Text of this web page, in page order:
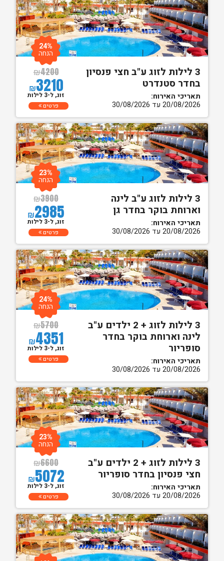
3 לילות לזוג ע"ב חצי פנסיון
בחדר סטנדרט
תאריכי האירוח:
20/08/2026 עד 30/08/2026
₪4200
₪3210
24%
הנחה
זוג, ל-3 לילות
פרטים
3 לילות לזוג ע"ב לינה
וארוחת בוקר בחדר גן
תאריכי האירוח:
20/08/2026 עד 30/08/2026
₪3900
₪2985
23%
הנחה
זוג, ל-3 לילות
פרטים
3 לילות לזוג + 2 ילדים ע"ב
לינה וארוחת בוקר בחדר
סופריור
תאריכי האירוח:
20/08/2026 עד 30/08/2026
₪5700
₪4351
24%
הנחה
זוג, ל-3 לילות
פרטים
3 לילות לזוג + 2 ילדים ע"ב
חצי פנסיון בחדר סופריור
תאריכי האירוח:
20/08/2026 עד 30/08/2026
₪6600
₪5072
23%
הנחה
זוג, ל-3 לילות
פרטים